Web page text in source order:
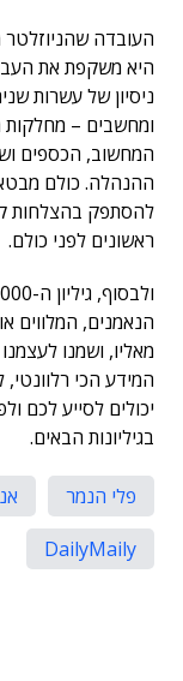
העובדה
היא משקפת את
ניסיון של עשרות
ומחשבים – מחלקות
המחשוב, הכספים
ההנהלה. כולם
להסתפק בהצלחות
ראשונים לפני כולם.
הנאמנים, המלווים
מאליו, ושמנו
המידע הכי
יכולים לסייע לכם
בגיליונות הבאים.
פלי הנמר
DailyMaily